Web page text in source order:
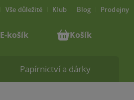
Papírnictví a dárky
Vše důležité Klub Blog Prodejny
E-košík Košík